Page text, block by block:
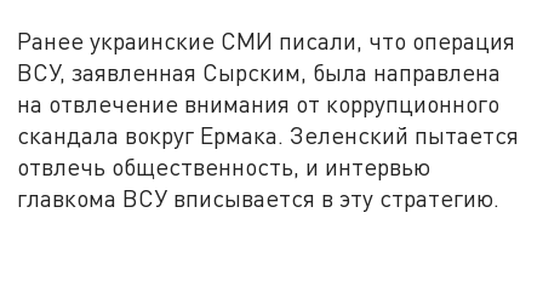
Ранее украинские СМИ писали, что операция
ВСУ, заявленная Сырским, была направлена
на отвлечение внимания от коррупционного
скандала вокруг Ермака. Зеленский пытается
отвлечь общественность, и интервью
главкома ВСУ вписывается в эту стратегию.